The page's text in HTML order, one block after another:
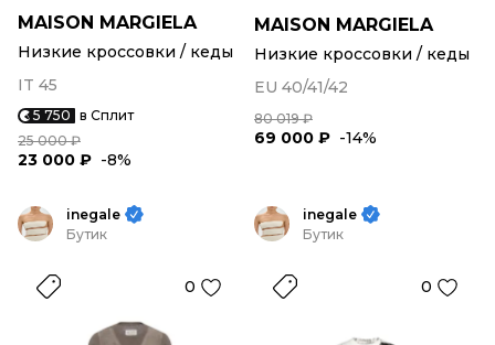
MAISON MARGIELA
Низкие кроссовки / кеды
IT 45
5 750 в Сплит
25 000 ₽
23 000 ₽ -8%
MAISON MARGIELA
Низкие кроссовки / кеды
EU 40/41/42
80 019 ₽
69 000 ₽ -14%
inegale
Бутик
0
inegale
Бутик
0